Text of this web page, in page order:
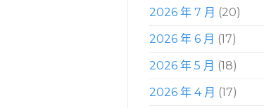
2026 年 7 月 (20)
2026 年 6 月 (17)
2026 年 5 月 (18)
2026 年 4 月 (17)